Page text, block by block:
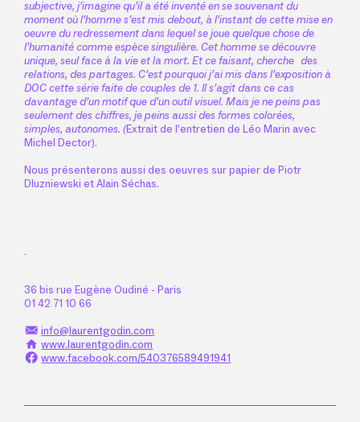
subjective, j’imagine qu’il a été inventé en se souvenant du
moment où l’homme s’est mis debout, à l’instant de cette mise en
oeuvre du redressement dans lequel se joue quelque chose de
l’humanité comme espèce singulière. Cet homme se découvre
unique, seul face à la vie et la mort. Et ce faisant, cherche des
relations, des partages. C’est pourquoi j’ai mis dans l’exposition à
DOC cette série faite de couples de 1. Il s’agit dans ce cas
davantage d’un motif que d’un outil visuel. Mais je ne peins pas
seulement des chiffres, je peins aussi des formes colorées,
simples, autonomes.(Extrait de l’entretien de Léo Marin avec
Michel Dector).
Nous présenterons aussi des oeuvres sur papier de Piotr
Dluzniewski et Alain Séchas.
.
36 bis rue Eugène Oudiné - Paris
01 42 71 10 66
︎info@laurentgodin.com
︎www.laurentgodin.com
︎www.facebook.com/540376589491941